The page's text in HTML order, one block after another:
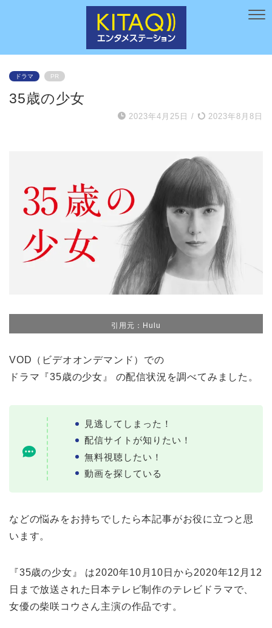
ドラマ PR
35歳の少女
2023年4月25日 / 2023年8月8日
引用元：Hulu
VOD（ビデオオンデマンド）での
ドラマ『35歳の少女』 の配信状況を調べてみました。
見逃してしまった！
配信サイトが知りたい！
無料視聴したい！
動画を探している
などの悩みをお持ちでしたら本記事がお役に立つと思
います。
『35歳の少女』 は2020年10月10日から2020年12月12
日まで放送された日本テレビ制作のテレビドラマで、
女優の柴咲コウさん主演の作品です。